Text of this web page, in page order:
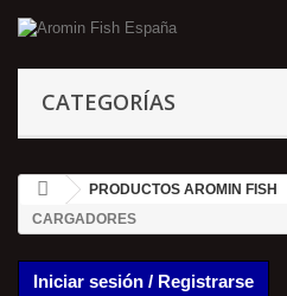
CATEGORÍAS
PRODUCTOS AROMIN FISH
CARGADORES
Iniciar sesión / Registrarse